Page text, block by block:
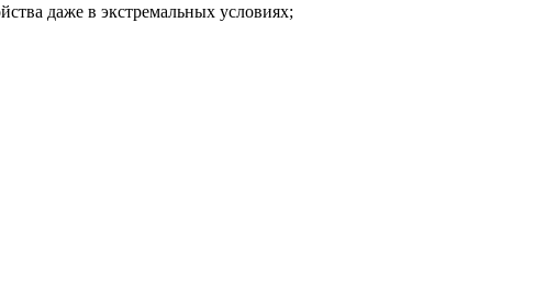
даже в экстремальных условиях;